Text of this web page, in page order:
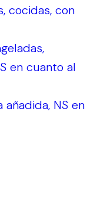
cocidas, con
en cuanto al
añadida, NS en